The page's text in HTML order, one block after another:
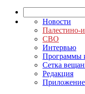
Новости
Палестино-
СВО
Интервью
Программы
Сетка
Редакция
Приложение